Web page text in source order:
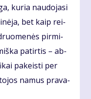
ku­ria nau­do­ja­si
bet kaip rei­
pir­mi­
pa­tir­tis – ab­
pa­keis­ti per
na­mus pra­va­